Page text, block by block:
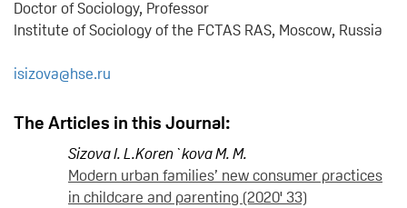
Doctor of Sociology, Professor
Institute of Sociology of the FCTAS RAS, Moscow, Russia
isizova@hse.ru
The Articles in this Journal:
Sizova I. L.Koren`kova M. M.
Modern urban families’ new consumer practices
in childcare and parenting (2020' 33)